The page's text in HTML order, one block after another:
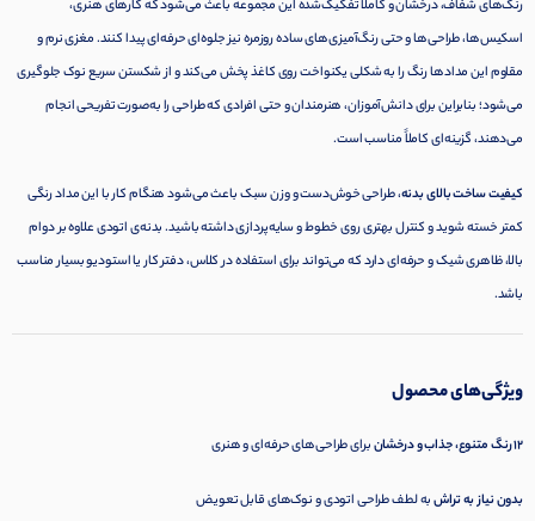
رنگ‌های شفاف، درخشان و کاملاً تفکیک‌شده این مجموعه باعث می‌شود که کارهای هنری،
اسکیس‌ها، طراحی‌ها و حتی رنگ‌آمیزی‌های ساده روزمره نیز جلوه‌ای حرفه‌ای پیدا کنند. مغزی نرم و
مقاوم این مدادها رنگ را به شکلی یکنواخت روی کاغذ پخش می‌کند و از شکستن سریع نوک جلوگیری
می‌شود؛ بنابراین برای دانش‌آموزان، هنرمندان و حتی افرادی که طراحی را به‌صورت تفریحی انجام
می‌دهند، گزینه‌ای کاملاً مناسب است.
کیفیت ساخت بالای بدنه، طراحی خوش‌دست و وزن سبک باعث می‌شود هنگام کار با این مداد رنگی
کمتر خسته شوید و کنترل بهتری روی خطوط و سایه‌پردازی داشته باشید. بدنه‌ی اتودی علاوه بر دوام
بالا، ظاهری شیک و حرفه‌ای دارد که می‌تواند برای استفاده در کلاس، دفتر کار یا استودیو بسیار مناسب
باشد.
ویژگی‌های محصول
۱۲ رنگ متنوع، جذاب و درخشان برای طراحی‌های حرفه‌ای و هنری
بدون نیاز به تراشبه لطف طراحی اتودی و نوک‌های قابل تعویض